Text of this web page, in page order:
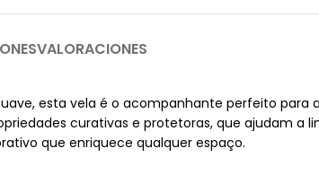
VALORACIONES
esta vela é o acompanhante perfeito para
curativas e protetoras, que ajudam a
que enriquece qualquer espaço.